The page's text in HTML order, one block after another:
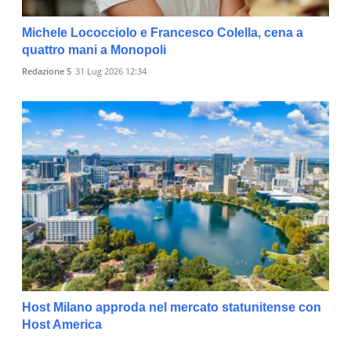
Michele Lococciolo e Francesco Colella, cena a
quattro mani a Monopoli
Redazione 5 31 Lug 2026 12:34
Host Milano approda nel mercato statunitense con
Host America